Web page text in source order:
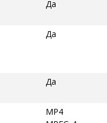
Да
Да
Да
MP4